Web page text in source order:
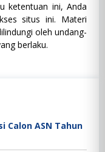
ketentuan ini, Anda
situs ini. Materi
oleh undang-
berlaku.
Calon ASN Tahun